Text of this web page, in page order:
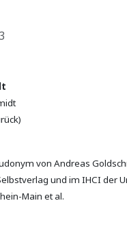
von Andreas
und im IHCI der
Main et al.